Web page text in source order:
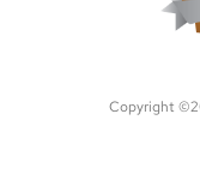
Copyright ©